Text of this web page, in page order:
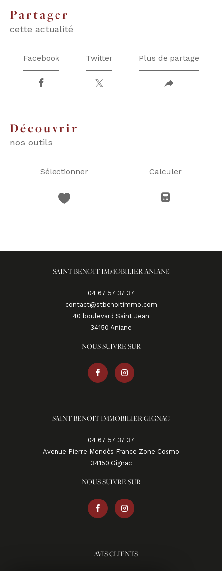
partager
cette actualité
Facebook Twitter Plus de partage
découvrir
nos outils
Sélectionner Calculer
SAINT BENOIT IMMOBILIER ANIANE
04 67 57 37 37
contact@stbenoitimmo.com
40 boulevard Saint Jean
34150
aniane
NOUS SUIVRE SUR
SAINT BENOIT IMMOBILIER GIGNAC
04 67 57 37 37
Avenue Pierre Mendès France Zone Cosmo
34150
gignac
NOUS SUIVRE SUR
AVIS CLIENTS